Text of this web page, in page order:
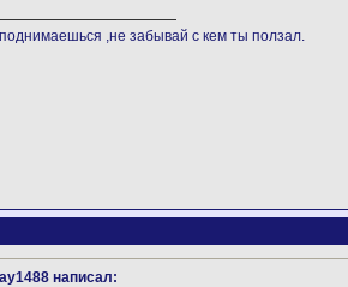
поднимаешься ,не забывай с кем ты ползал.
написал: